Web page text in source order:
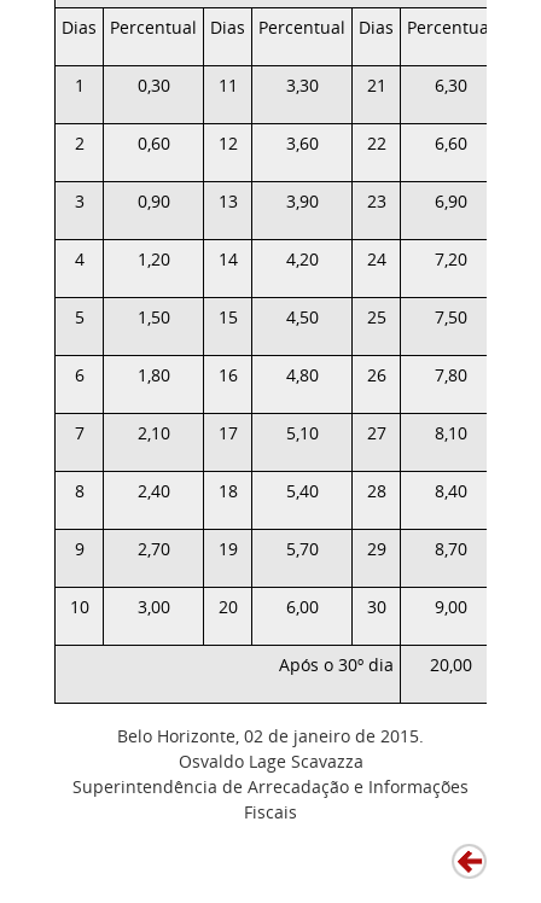
Dias Percentual Dias Percentual Dias Percentual
1 0,30 11 3,30 21 6,30
2 0,60 12 3,60 22 6,60
3 0,90 13 3,90 23 6,90
4 1,20 14 4,20 24 7,20
5 1,50 15 4,50 25 7,50
6 1,80 16 4,80 26 7,80
7 2,10 17 5,10 27 8,10
8 2,40 18 5,40 28 8,40
9 2,70 19 5,70 29 8,70
10 3,00 20 6,00 30 9,00
Após o 30º dia 20,00
Belo Horizonte, 02 de janeiro de 2015.
Osvaldo Lage Scavazza
Superintendência de Arrecadação e Informações
Fiscais